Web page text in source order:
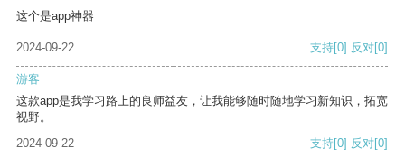
这个是app神器
2024-09-22 支持[0] 反对[0]
游客
这款app是我学习路上的良师益友，让我能够随时随地学习新知识，拓宽
视野。
2024-09-22
支持[0] 反对[0]